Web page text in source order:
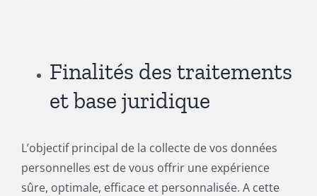
Finalités des traitements
et base juridique
L’objectif principal de la collecte de vos données
personnelles est de vous offrir une expérience
sûre, optimale, efficace et personnalisée. A cette